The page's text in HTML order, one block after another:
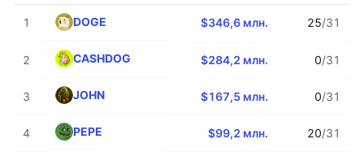
1 DOGE $346,6 млн. 25/31
2 CASHDOG $284,2 млн. 0/31
3 JOHN $167,5 млн. 0/31
4 PEPE $99,2 млн. 20/31